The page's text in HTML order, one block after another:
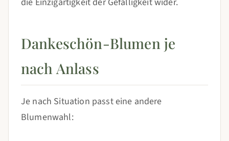
Dankeschön-Blumen je
nach Anlass
Je nach Situation passt eine andere
Blumenwahl: